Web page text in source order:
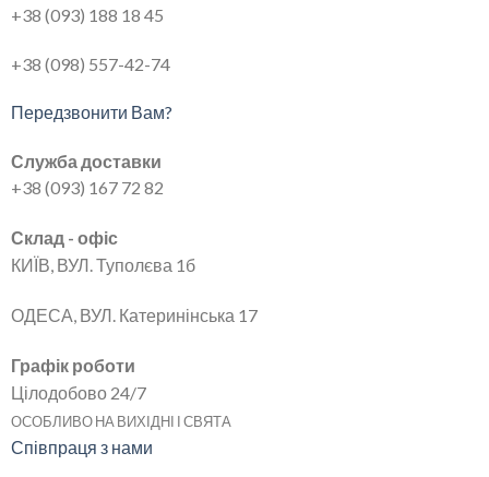
+38 (093) 188 18 45
+38 (098) 557-42-74
Передзвонити Вам?
Служба доставки
+38 (093) 167 72 82
Склад - офіс
КИЇВ, ВУЛ. Туполєва 1б
ОДЕСА, ВУЛ. Катеринінська 17
Графік роботи
Цілодобово 24/7
ОСОБЛИВО НА ВИХІДНІ І СВЯТА
Співпраця з нами